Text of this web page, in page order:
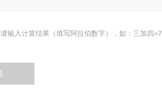
请输入计算结果（填写阿拉伯数字），如：三加四=7